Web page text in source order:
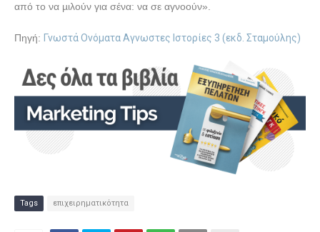
από το να µιλούν για σένα: να σε αγνοούν».
Πηγή: Γνωστά Ονόματα Αγνωστες Ιστορίες 3 (εκδ. Σταμούλης)
Tags επιχειρηματικότητα